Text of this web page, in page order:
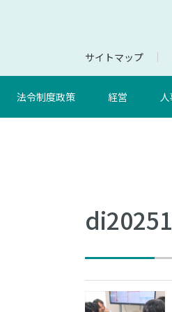
サイトマップ
法令制度政策 経営